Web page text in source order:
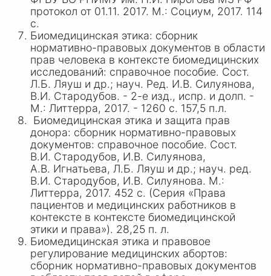
протокол от 01.11. 2017. М.: Социум, 2017. 114
с.
Биомедицинская этика: сборник
нормативно-правовых документов в области
прав человека в контексте биомедицинских
исследований: справочное пособие. Сост.
Л.Б. Ляуш и др.; науч. Ред. И.В. Силуянова,
В.И. Стародубов. - 2-е изд., испр. и долп. -
М.: Литтерра, 2017. - 1260 с. 157,5 п.л.
Биомедицинская этика и защита прав
донора: сборник нормативно-правовых
документов: справочное пособие. Сост.
В.И. Стародубов, И.В. Силуянова,
А.В. Игнатьева, Л.Б. Ляуш и др.; науч. ред.
В.И. Стародубов, И.В. Силуянова. М.:
Литтерра, 2017. 452 с. (Серия «Права
пациентов и медицинских работников в
контексте в контексте биомедицинской
этики и права»). 28,25 п. л.
Биомедицинская этика и правовое
регулирование медицинских абортов:
сборник нормативно-правовых документов